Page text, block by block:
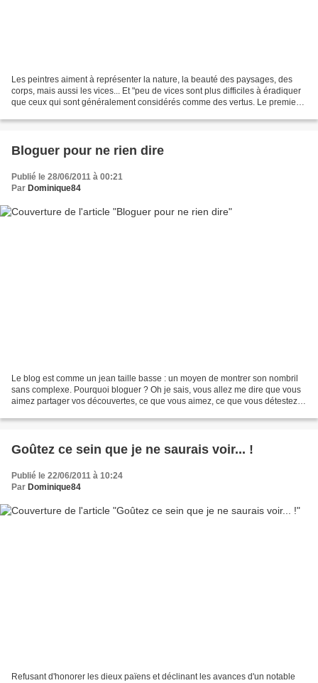
Les peintres aiment à représenter la nature, la beauté des paysages, des
corps, mais aussi les vices... Et "peu de vices sont plus difficiles à éradiquer
que ceux qui sont généralement considérés comme des vertus. Le premier
Bloguer pour ne rien dire
Publié le 28/06/2011 à 00:21
Par Dominique84
Le blog est comme un jean taille basse : un moyen de montrer son nombril
sans complexe. Pourquoi bloguer ? Oh je sais, vous allez me dire que vous
aimez partager vos découvertes, ce que vous aimez, ce que vous détestez,
Goûtez ce sein que je ne saurais voir... !
Publié le 22/06/2011 à 10:24
Par Dominique84
Refusant d'honorer les dieux païens et déclinant les avances d'un notable